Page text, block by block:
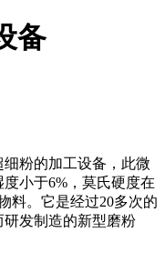
备
粉的加工设备，此微
小于6%，莫氏硬度在
料。它是经过20多次的
发制造的新型磨粉